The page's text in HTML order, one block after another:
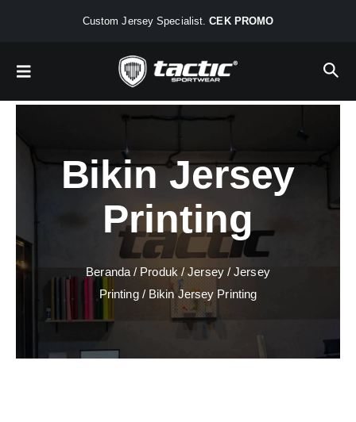
Custom Jersey Specialist.CEK PROMO
Bikin Jersey
Printing
Beranda/ Produk /Jersey/Jersey
Printing/ Bikin Jersey Printing